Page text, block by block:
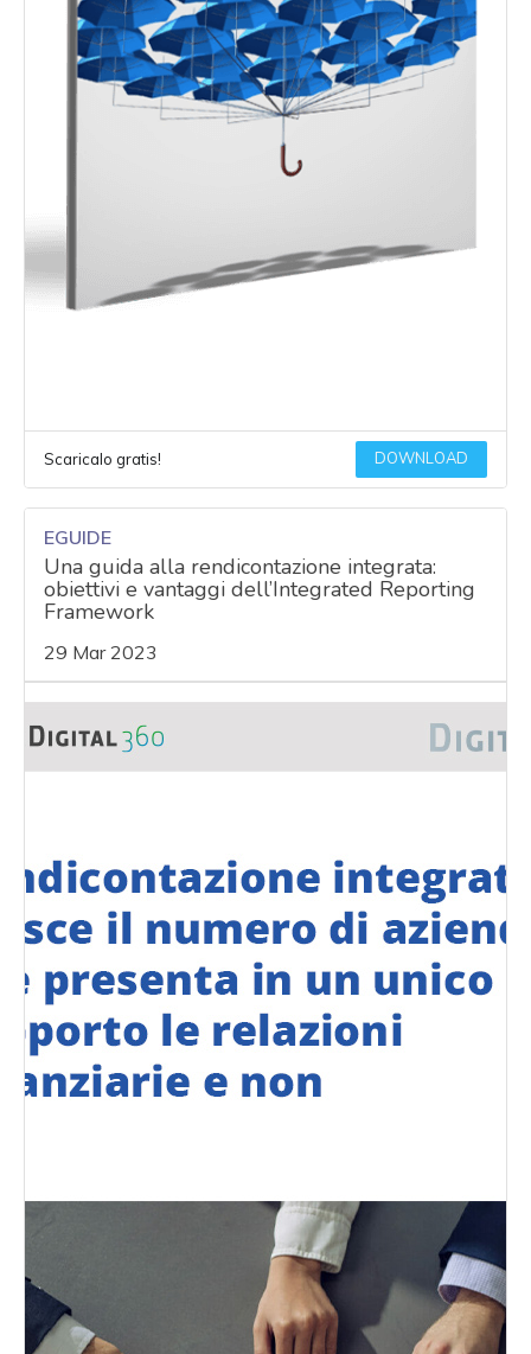
Scaricalo gratis! DOWNLOAD
EGUIDE
Una guida alla rendicontazione integrata:
obiettivi e vantaggi dell’Integrated Reporting
Framework
29 Mar 2023